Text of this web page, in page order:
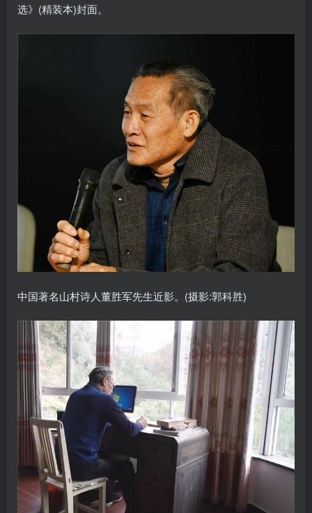
选》(精装本)封面。
中国著名山村诗人董胜军先生近影。(摄影:郭科胜)